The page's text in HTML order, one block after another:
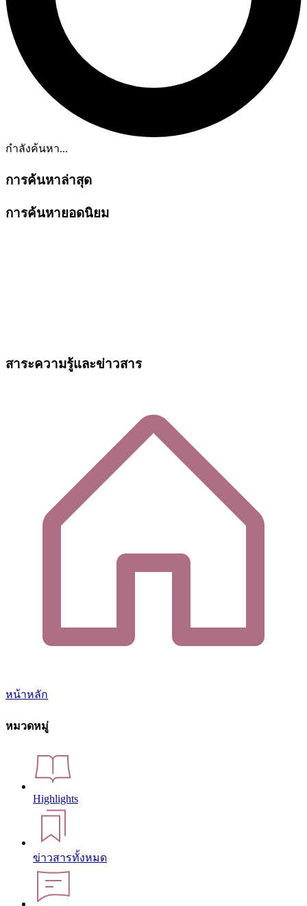
กำลังค้นหา...
การค้นหาล่าสุด
การค้นหายอดนิยม
สาระความรู้และข่าวสาร
หน้าหลัก
หมวดหมู่
Highlights
ข่าวสารทั้งหมด